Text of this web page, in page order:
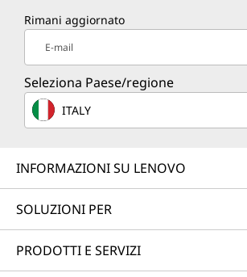
Rimani aggiornato
E-mail
Seleziona Paese/regione
ITALY
INFORMAZIONI SU LENOVO
SOLUZIONI PER
PRODOTTI E SERVIZI